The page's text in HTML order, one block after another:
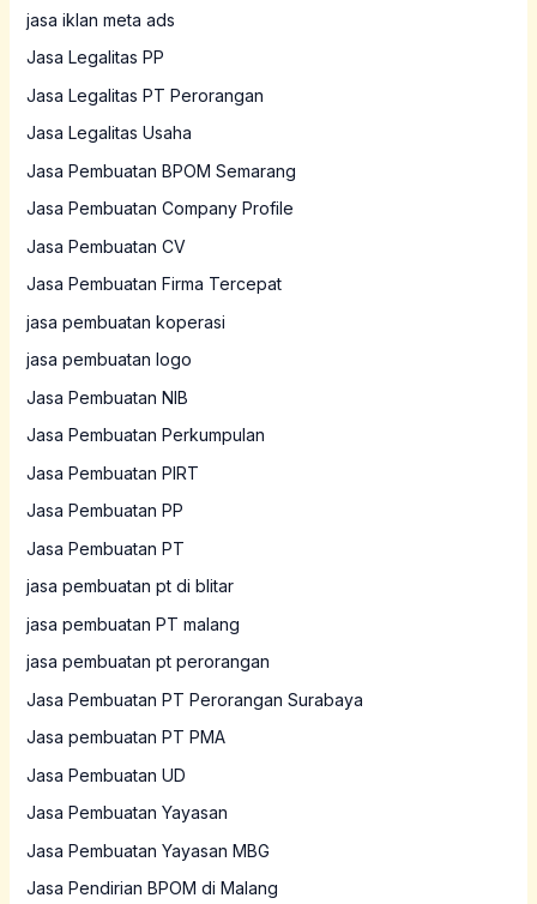
jasa iklan meta ads
Jasa Legalitas PP
Jasa Legalitas PT Perorangan
Jasa Legalitas Usaha
Jasa Pembuatan BPOM Semarang
Jasa Pembuatan Company Profile
Jasa Pembuatan CV
Jasa Pembuatan Firma Tercepat
jasa pembuatan koperasi
jasa pembuatan logo
Jasa Pembuatan NIB
Jasa Pembuatan Perkumpulan
Jasa Pembuatan PIRT
Jasa Pembuatan PP
Jasa Pembuatan PT
jasa pembuatan pt di blitar
jasa pembuatan PT malang
jasa pembuatan pt perorangan
Jasa Pembuatan PT Perorangan Surabaya
Jasa pembuatan PT PMA
Jasa Pembuatan UD
Jasa Pembuatan Yayasan
Jasa Pembuatan Yayasan MBG
Jasa Pendirian BPOM di Malang